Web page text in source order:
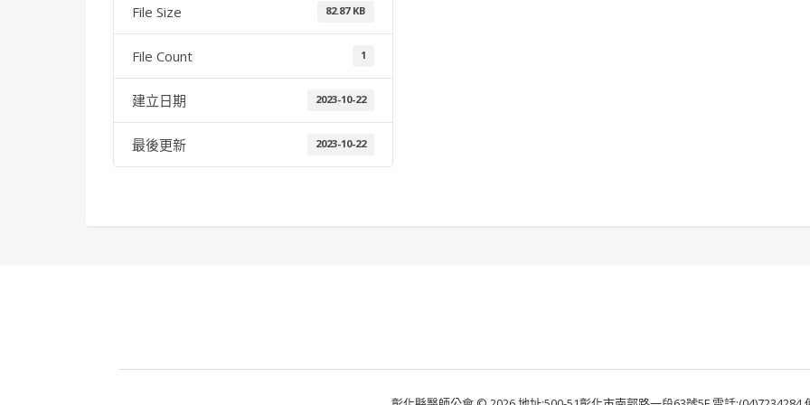
File Size 82.87 KB
File Count 1
建立日期 2023-10-22
最後更新 2023-10-22